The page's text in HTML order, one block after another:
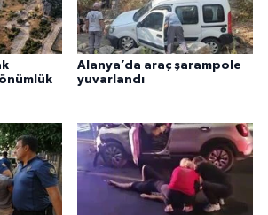
Alanya’da araç şarampole
yuvarlandı